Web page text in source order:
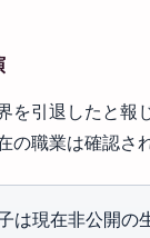
を引退したと報
の職業は確認さ
は現在非公開の